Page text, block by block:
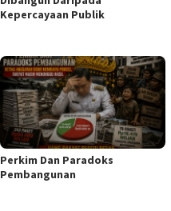
Kepercayaan Publik
Perkim Dan Paradoks
Pembangunan